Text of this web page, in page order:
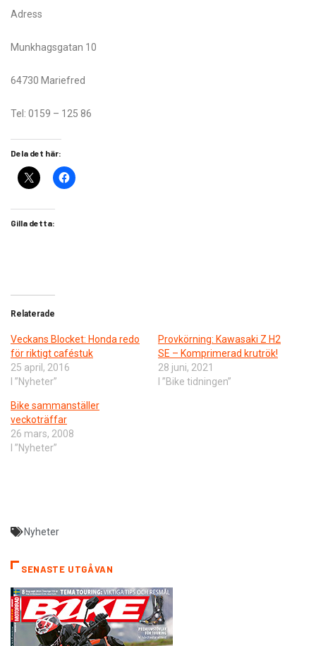
Adress
Munkhagsgatan 10
64730 Mariefred
Tel: 0159 – 125 86
Dela det här:
Gilla detta:
Relaterade
Veckans Blocket: Honda redo
för riktigt caféstuk
25 april, 2016
I ”Nyheter”
Provkörning: Kawasaki Z H2
SE – Komprimerad krutrök!
28 juni, 2021
I ”Bike tidningen”
Bike sammanställer
veckoträffar
26 mars, 2008
I ”Nyheter”
Nyheter
SENASTE UTGÅVAN